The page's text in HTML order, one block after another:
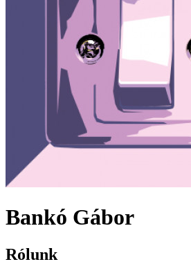
Bankó Gábor
Rólunk